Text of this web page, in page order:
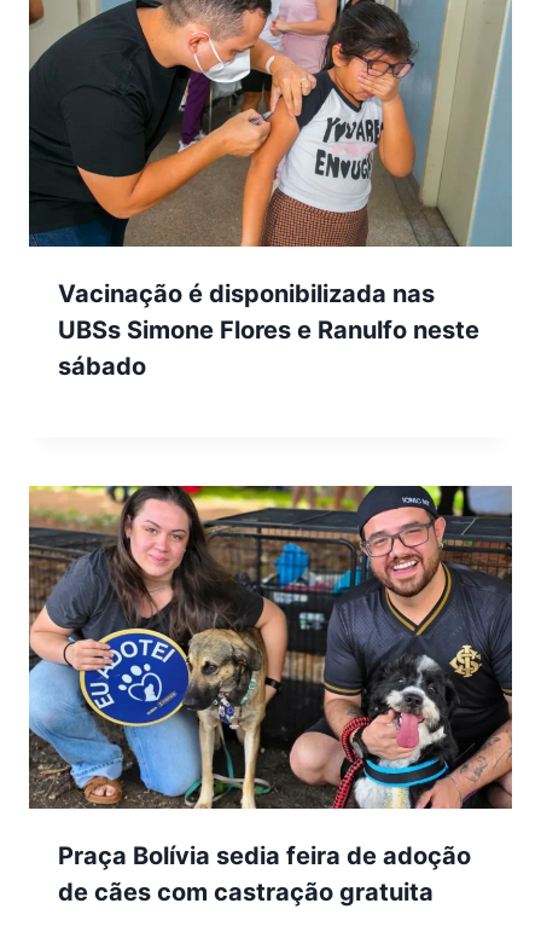
Vacinação é disponibilizada nas
UBSs Simone Flores e Ranulfo neste
sábado
Praça Bolívia sedia feira de adoção
de cães com castração gratuita